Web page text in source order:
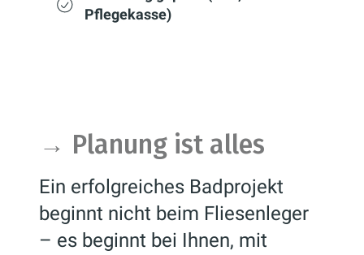
Anschaffungskosten.
Pflegekasse)
→ Planung ist alles
Ein erfolgreiches Badprojekt
beginnt nicht beim Fliesenleger
– es beginnt bei Ihnen, mit